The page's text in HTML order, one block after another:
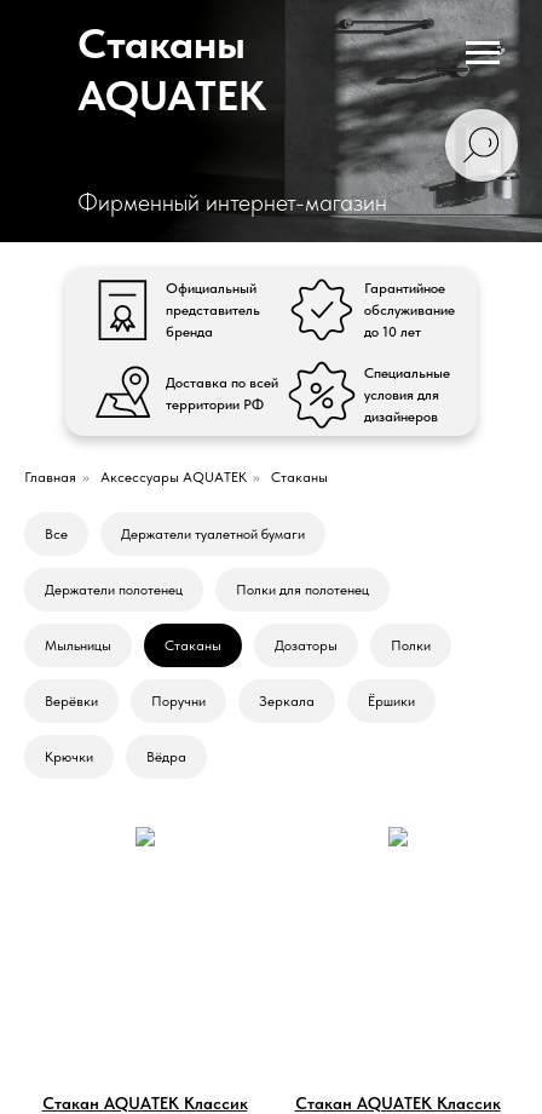
Стаканы
AQUATEK
Фирменный интернет-магазин
Официальный
представитель
бренда
Доставка по всей
территории РФ
Гарантийное
обслуживание
до 10 лет
Специальные
условия для
дизайнеров
Главная » Аксессуары AQUATEK » Стаканы
Все Держатели туалетной бумаги
Держатели полотенец Полки для полотенец
Мыльницы Стаканы Дозаторы Полки
Верёвки Поручни Зеркала Ёршики
Крючки Вёдра
Стакан AQUATEK Классик
Стакан AQUATEK Классик